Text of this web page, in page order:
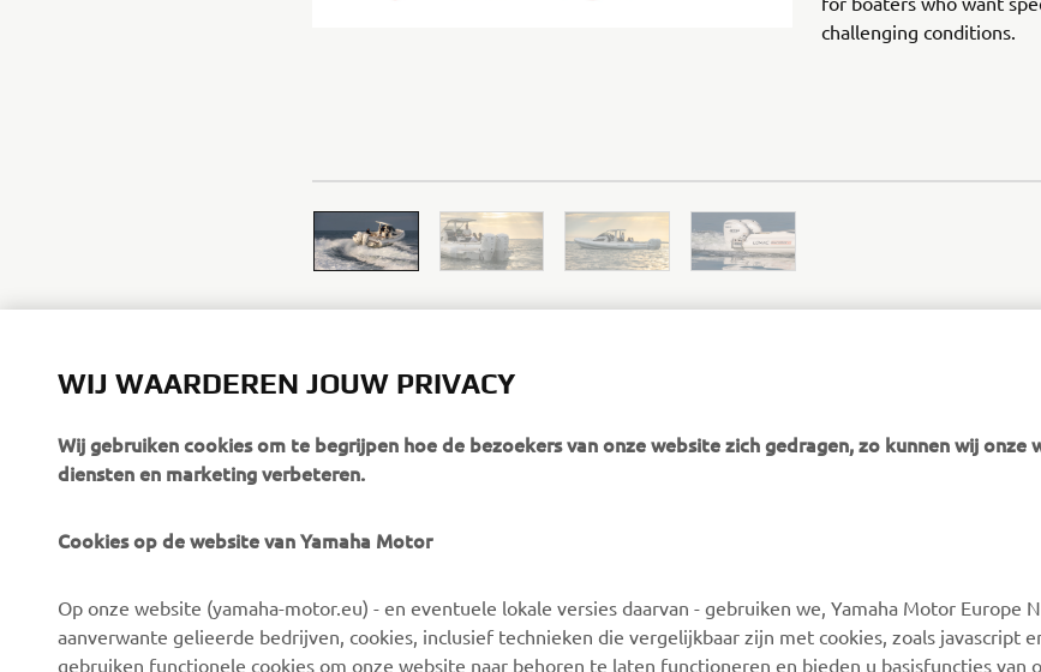
challenging conditions.
CORPORATE VOOR BEDRIJVEN MEER YAMAHA ONDERSTEUNING
WIJ WAARDEREN JOUW PRIVACY
diensten en marketing verbeteren.
aanverwante gelieerde bedrijven, cookies, inclusief technieken die vergelijkbaar zijn met cookies, zoals javascript
gebruiken functionele cookies om onze website naar behoren te laten functioneren en bieden u basisfuncties van